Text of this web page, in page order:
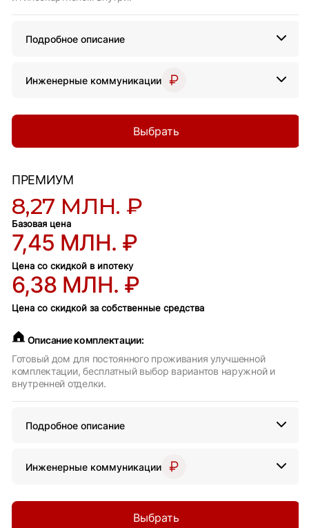
Подробное описание
Инженерные коммуникации
Выбрать
ПРЕМИУМ
8,27 МЛН. ₽
Базовая цена
7,45 МЛН. ₽
Цена со скидкой в ипотеку
6,38 МЛН. ₽
Цена со скидкой за собственные средства
Описание комплектации:
Готовый дом для постоянного проживания улучшенной
комплектации, бесплатный выбор вариантов наружной и
внутренней отделки.
Подробное описание
Инженерные коммуникации
Выбрать